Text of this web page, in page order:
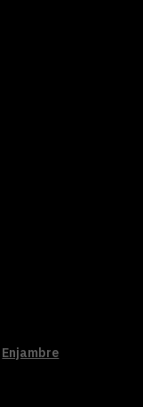
Enjambre